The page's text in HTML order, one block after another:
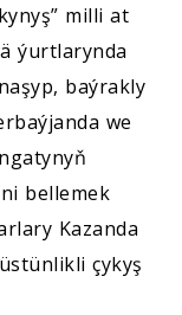
milli at
ýurtlarynda
baýrakly
we
bellemek
Kazanda
çykyş